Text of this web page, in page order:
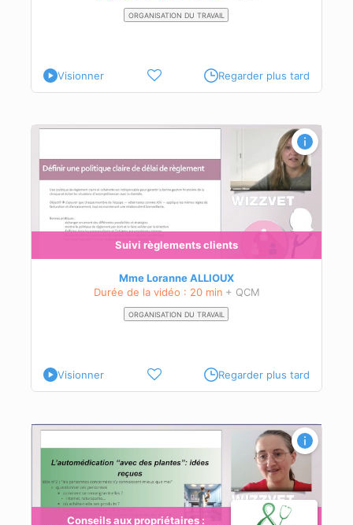
ORGANISATION DU TRAVAIL
Visionner Regarder plus tard
Suivi règlements clients
Mme Loranne ALLIOUX
Durée de la vidéo : 20 min + QCM
ORGANISATION DU TRAVAIL
Visionner Regarder plus tard
Conseils aux propriétaires :